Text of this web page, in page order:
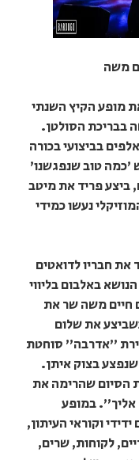
משה
מופע הקיץ השנתי
בבריכת הסולטן.
בביצועי בכורה
'כמה טוב שנפגשנו'
פריד את מיטב
נעשו כמידי
חבריו לדואטים
באלבום בליווי
חיים משה שר את
את שלום
"אדרבה" סוחטת
בצוק איתן.
הסיום שהרימה את
אליך". במופע
איש, ביניהם ידידי וקוראי העיתון,
לקוחות, שרים,